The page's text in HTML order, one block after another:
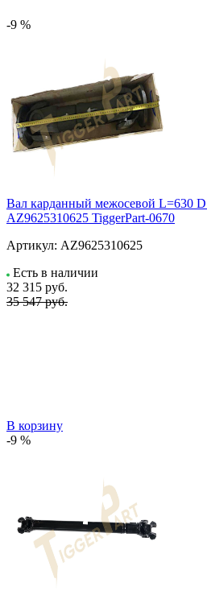
-9 %
Вал карданный межосевой L=630
AZ9625310625 TiggerPart-0670
Артикул: AZ9625310625
Есть в наличии
32 315 руб.
35 547 руб.
В корзину
-9 %